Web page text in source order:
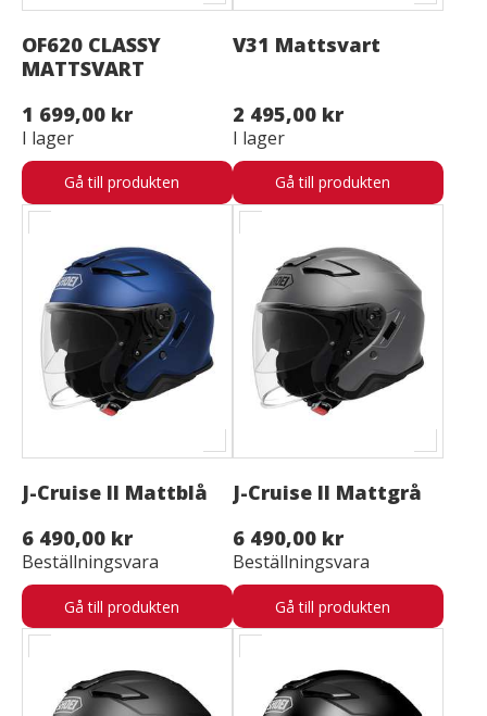
OF620 CLASSY
MATTSVART
1 699,00 kr
I lager
Gå till produkten
V31 Mattsvart
2 495,00 kr
I lager
Gå till produkten
J-Cruise II Mattblå
6 490,00 kr
Beställningsvara
Gå till produkten
J-Cruise II Mattgrå
6 490,00 kr
Beställningsvara
Gå till produkten